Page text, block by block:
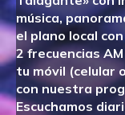
música,
el plano local
2 frecuencias
tu móvil (celular
con nuestra
Escuchamos